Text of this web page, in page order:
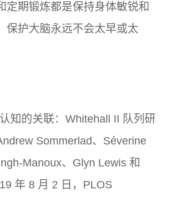
定期锻炼都是保持身体敏锐和
保护大脑永远不会太早或太
知的关联：Whitehall II 队列研
Sommerlad、Séverine
Manoux、Glyn Lewis 和
年 8 月 2 日， PLOS